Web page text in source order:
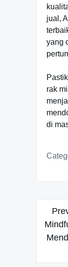
jual,
yang
rak
di
Post